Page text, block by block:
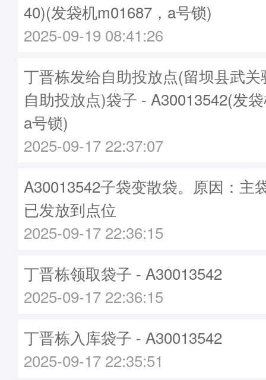
40)(发袋机m01687，a号锁)
2025-09-19 08:41:26
丁晋栋发给自助投放点(留坝县武
自助投放点)袋子 - A30013542(发
a号锁)
2025-09-17 22:37:07
A30013542子袋变散袋。原因：主
已发放到点位
2025-09-17 22:36:15
丁晋栋领取袋子 - A30013542
2025-09-17 22:36:15
丁晋栋入库袋子 - A30013542
2025-09-17 22:35:51